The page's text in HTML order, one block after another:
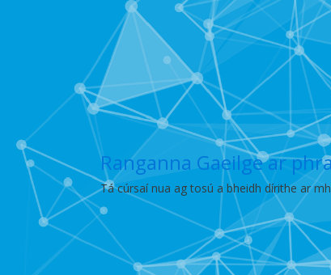
Ranganna Gaeilge ar
Tá cúrsaí nua ag tosú a bheidh dírithe ar